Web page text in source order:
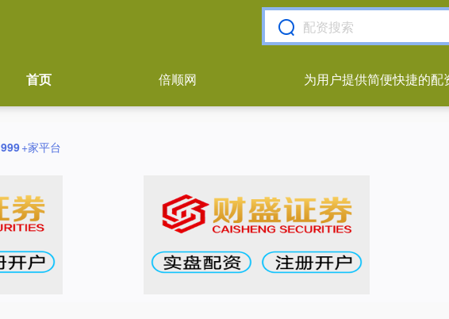
首页 倍顺网 为用户提供简便快捷的
999+家平台